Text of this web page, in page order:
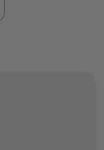
lepšie? A je vôbec